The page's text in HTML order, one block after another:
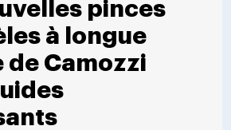
pinces
à longue
de Camozzi